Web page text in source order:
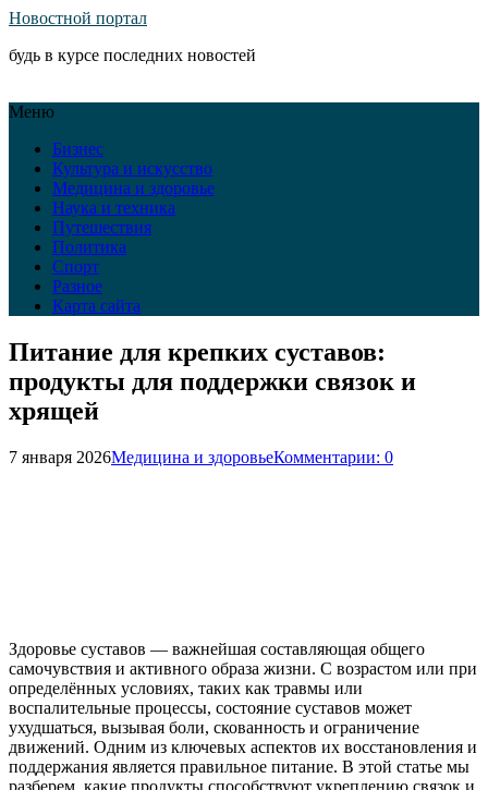
Новостной портал
будь в курсе последних новостей
Меню
Бизнес
Культура и искусство
Медицина и здоровье
Наука и техника
Путешествия
Политика
Спорт
Разное
Карта сайта
Питание для крепких суставов:
продукты для поддержки связок и
хрящей
7 января 2026Медицина и здоровьеКомментарии: 0
Здоровье суставов — важнейшая составляющая общего
самочувствия и активного образа жизни. С возрастом или при
определённых условиях, таких как травмы или
воспалительные процессы, состояние суставов может
ухудшаться, вызывая боли, скованность и ограничение
движений. Одним из ключевых аспектов их восстановления и
поддержания является правильное питание. В этой статье мы
разберем, какие продукты способствуют укреплению связок и